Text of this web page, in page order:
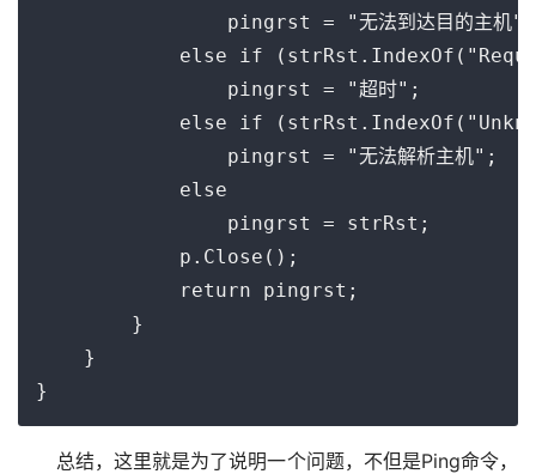
                pingrst = "无法到达目的主机";
else if
                pingrst = "超时";
else if
                pingrst = "无法解析主机";
            else
                pingrst = strRst;
            p.Close();
            return pingrst;
        }
    }
总结，这里就是为了说明一个问题，不但是Ping命令，